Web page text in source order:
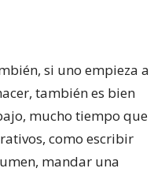
si uno empieza a
también es bien
mucho tiempo que
como escribir
mandar una